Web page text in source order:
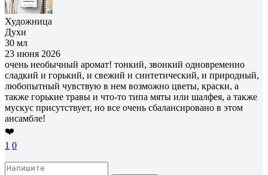
Художница
Духи
30 мл
23 июня 2026
очень необычный аромат! тонкий, звонкий одновременно
сладкий и горький, и свежий и синтетический, и природный,
любопытный чувствую в нем возможно цветы, краски, а
также горькие травы и что-то типа мяты или шалфея, а также
мускус присутствует, но все очень сбалансировано в этом
ансамбле!
❤️
1 0